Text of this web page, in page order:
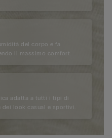
del corpo e fa
il massimo comfort.
adatta a tutti i tipi di
dei look casual e sportivi.